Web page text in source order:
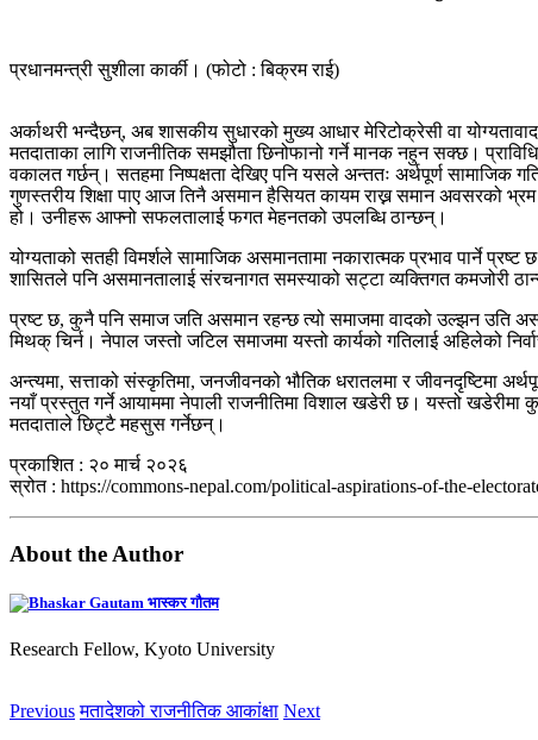
प्रधानमन्त्री सुशीला कार्की। (फोटो : बिक्रम राई)
अर्काथरी भन्दैछन्, अब शासकीय सुधारको मुख्य आधार मेरिटोक्रेसी वा
मतदाताका लागि राजनीतिक समझौता छिनोफानो गर्ने मानक नहुन सक्छ।
वकालत गर्छन्। सतहमा निष्पक्षता देखिए पनि यसले अन्ततः अर्थपूर्ण
गुणस्तरीय शिक्षा पाए आज तिनै असमान हैसियत कायम राख्न समान अवसरको
हो। उनीहरू आफ्नो सफलतालाई फगत मेहनतको उपलब्धि ठान्छन्।
योग्यताको सतही विमर्शले सामाजिक असमानतामा नकारात्मक प्रभाव पार्ने
शासितले पनि असमानतालाई संरचनागत समस्याको सट्टा व्यक्तिगत कमजोरी
प्रष्ट छ, कुनै पनि समाज जति असमान रहन्छ त्यो समाजमा वादको उल्झन उति
मिथक् चिर्न। नेपाल जस्तो जटिल समाजमा यस्तो कार्यको गतिलाई अहिलेको
अन्त्यमा, सत्ताको संस्कृतिमा, जनजीवनको भौतिक धरातलमा र जीवनदृष्टिमा
नयाँ प्रस्तुत गर्ने आयाममा नेपाली राजनीतिमा विशाल खडेरी छ। यस्तो
मतदाताले छिट्टै महसुस गर्नेछन्।
प्रकाशित : २० मार्च २०२६
स्रोत : https://commons-nepal.com/political-aspirations-of-the-
About the Author
भास्कर गौतम
Research Fellow, Kyoto University
Previous मतादेशको राजनीतिक आकांक्षा Next